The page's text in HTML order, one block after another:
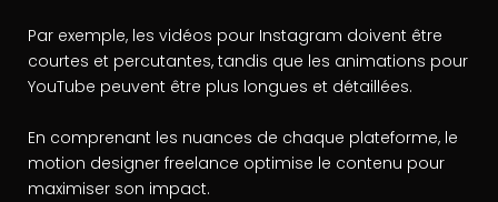
Par exemple, les vidéos pour Instagram doivent être
courtes et percutantes, tandis que les animations pour
YouTube peuvent être plus longues et détaillées.
En comprenant les nuances de chaque plateforme, le
motion designer freelance optimise le contenu pour
maximiser son impact.